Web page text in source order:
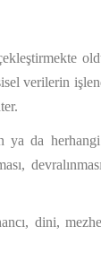
verilerin
da
dini,